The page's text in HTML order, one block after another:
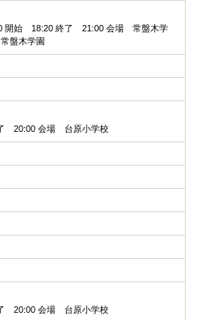
開始 18:20 終了 21:00 会場 常盤木学
盤木学園
20:00 会場 台原小学校
20:00 会場 台原小学校